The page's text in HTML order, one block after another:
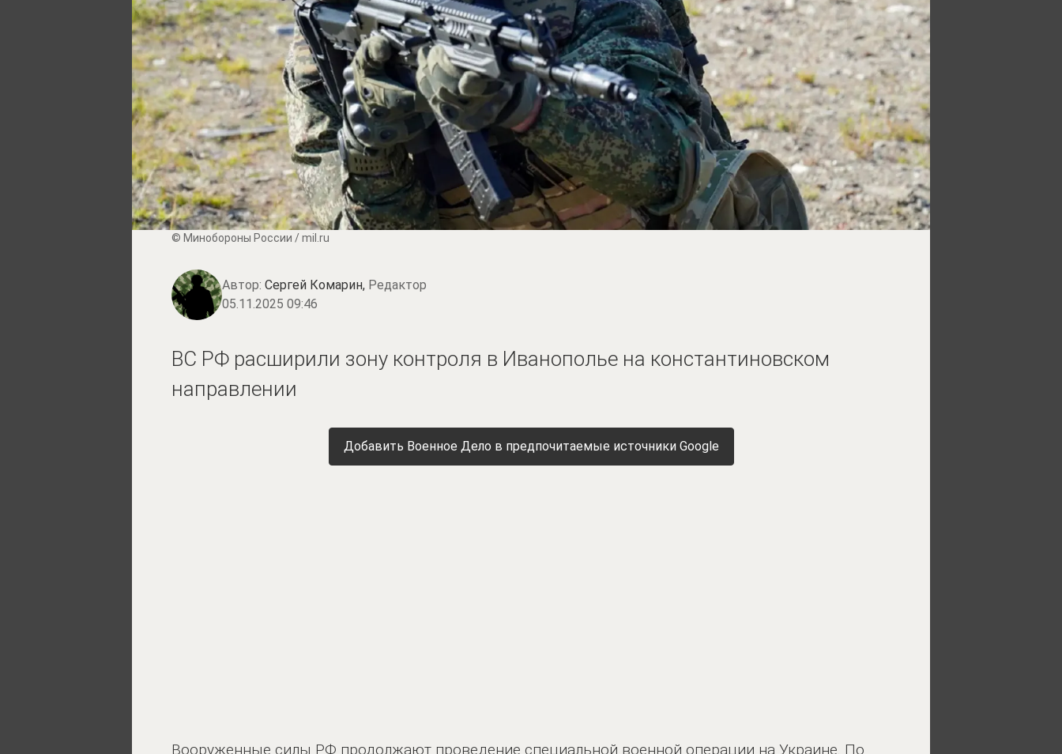
© Минобороны России / mil.ru
Автор: Сергей Комарин, Редактор
05.11.2025 09:46
ВС РФ расширили зону контроля в Иванополье на константиновском
направлении
Добавить Военное Дело в предпочитаемые источники Google
Вооруженные силы РФ продолжают проведение специальной военной операции на Украине. По